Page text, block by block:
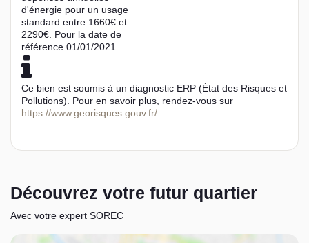
d'énergie pour un usage
standard entre 1660€ et
2290€. Pour la date de
référence 01/01/2021.
Ce bien est soumis à un diagnostic ERP (État des Risques et
Pollutions). Pour en savoir plus, rendez-vous sur
https://www.georisques.gouv.fr/
Découvrez votre futur quartier
Avec votre expert SOREC